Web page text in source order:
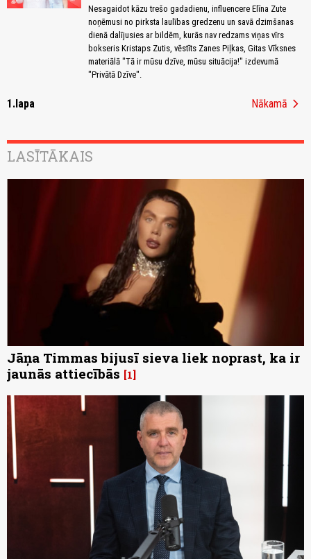
Nesagaidot kāzu trešo gadadienu, influencere Elīna Zute
noņēmusi no pirksta laulības gredzenu un savā dzimšanas
dienā dalījusies ar bildēm, kurās nav redzams viņas vīrs
bokseris Kristaps Zutis, vēstīts Zanes Piļkas, Gitas Vīksnes
materiālā "Tā ir mūsu dzīve, mūsu situācija!" izdevumā
"Privātā Dzīve".
1.lapa Nākamā chevron_right
LASĪTĀKAIS
Jāņa Timmas bijusī sieva liek noprast, ka ir
jaunās attiecībās 1